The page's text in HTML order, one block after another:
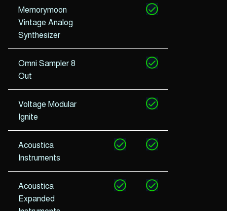
Memorymoon
Vintage Analog
Synthesizer
Omni Sampler 8
Out
Voltage Modular
Ignite
Acoustica
Instruments
Acoustica
Expanded